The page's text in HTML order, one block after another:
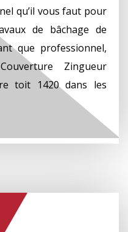
qu’il vous faut pour
de bâchage de
que professionnel,
Zingueur
toit 1420 dans les